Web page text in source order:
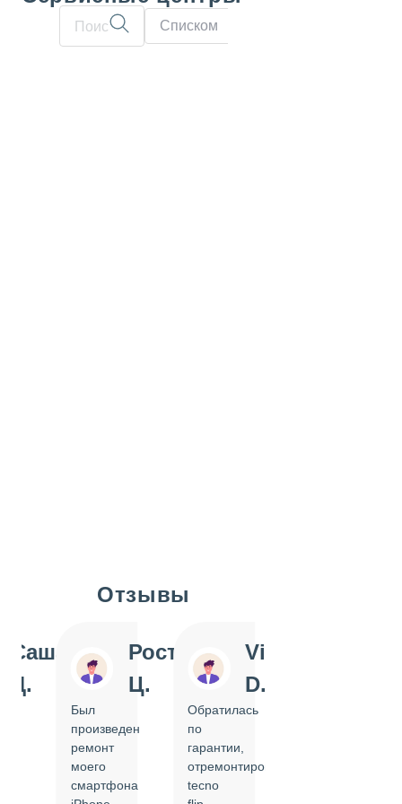
Списком
Отзывы
Саша
Д.
Ростислав
Ц.
Был
произведен
ремонт
моего
смартфона
Vi
D.
Обратилась
по
гарантии,
отремонтировать
tecno